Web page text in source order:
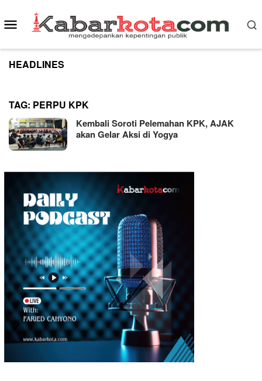
to
content
Mobile
Menu
HEADLINES
TAG: PERPU KPK
Kembali Soroti Pelemahan KPK, AJAK
akan Gelar Aksi di Yogya